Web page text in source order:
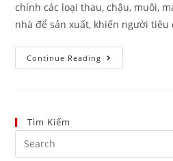
chính các loại thau, chậu, muôi,
nhà để sản xuất, khiến người
Continue Reading
Tìm Kiếm